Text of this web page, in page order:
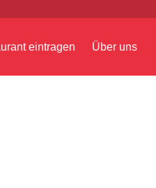
eintragen Über uns